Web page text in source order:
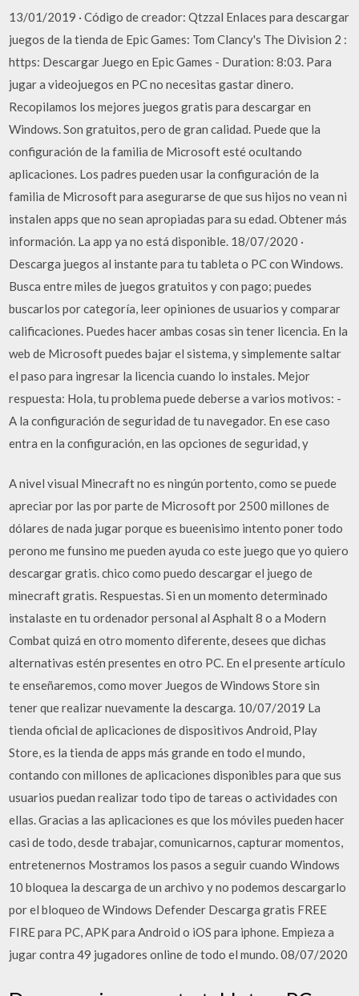
13/01/2019 · Código de creador: Qtzzal Enlaces para descargar
juegos de la tienda de Epic Games: Tom Clancy's The Division 2 :
https: Descargar Juego en Epic Games - Duration: 8:03. Para
jugar a videojuegos en PC no necesitas gastar dinero.
Recopilamos los mejores juegos gratis para descargar en
Windows. Son gratuitos, pero de gran calidad. Puede que la
configuración de la familia de Microsoft esté ocultando
aplicaciones. Los padres pueden usar la configuración de la
familia de Microsoft para asegurarse de que sus hijos no vean ni
instalen apps que no sean apropiadas para su edad. Obtener más
información. La app ya no está disponible. 18/07/2020 ·
Descarga juegos al instante para tu tableta o PC con Windows.
Busca entre miles de juegos gratuitos y con pago; puedes
buscarlos por categoría, leer opiniones de usuarios y comparar
calificaciones. Puedes hacer ambas cosas sin tener licencia. En la
web de Microsoft puedes bajar el sistema, y simplemente saltar
el paso para ingresar la licencia cuando lo instales. Mejor
respuesta: Hola, tu problema puede deberse a varios motivos: -
A la configuración de seguridad de tu navegador. En ese caso
entra en la configuración, en las opciones de seguridad, y
A nivel visual Minecraft no es ningún portento, como se puede
apreciar por las por parte de Microsoft por 2500 millones de
dólares de nada jugar porque es bueenisimo intento poner todo
perono me funsino me pueden ayuda co este juego que yo quiero
descargar gratis. chico como puedo descargar el juego de
minecraft gratis. Respuestas. Si en un momento determinado
instalaste en tu ordenador personal al Asphalt 8 o a Modern
Combat quizá en otro momento diferente, desees que dichas
alternativas estén presentes en otro PC. En el presente artículo
te enseñaremos, como mover Juegos de Windows Store sin
tener que realizar nuevamente la descarga. 10/07/2019 La
tienda oficial de aplicaciones de dispositivos Android, Play
Store, es la tienda de apps más grande en todo el mundo,
contando con millones de aplicaciones disponibles para que sus
usuarios puedan realizar todo tipo de tareas o actividades con
ellas. Gracias a las aplicaciones es que los móviles pueden hacer
casi de todo, desde trabajar, comunicarnos, capturar momentos,
entretenernos Mostramos los pasos a seguir cuando Windows
10 bloquea la descarga de un archivo y no podemos descargarlo
por el bloqueo de Windows Defender Descarga gratis FREE
FIRE para PC, APK para Android o iOS para iphone. Empieza a
jugar contra 49 jugadores online de todo el mundo. 08/07/2020